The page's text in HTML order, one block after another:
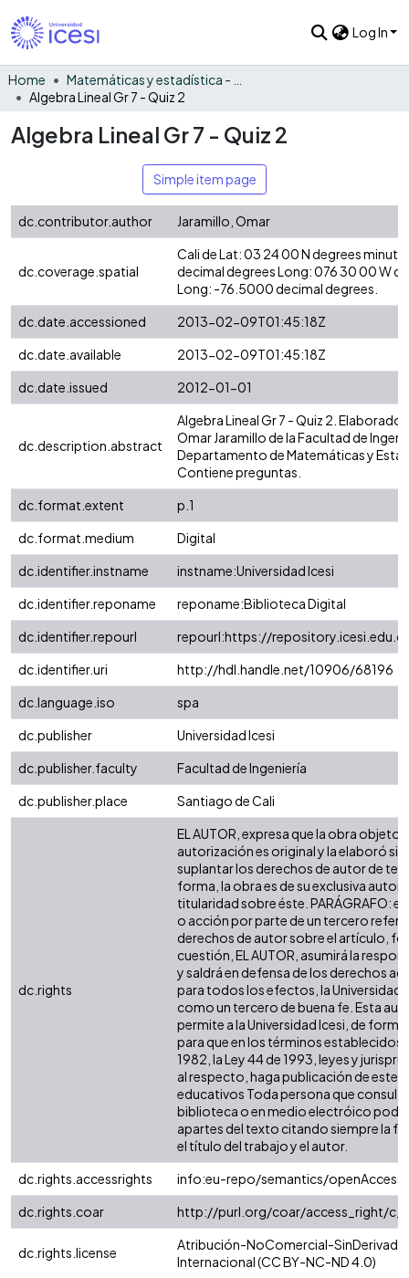
Log In
Home
Algebra Lineal Gr 7 - Quiz 2
Algebra Lineal Gr 7 - Quiz 2
Simple item page
dc.contributor.author Jaramillo, Omar
dc.coverage.spatial
Cali de Lat: 03 24 00 N degrees
decimal degrees Long: 076 30 00 W
Long: -76.5000 decimal degrees.
dc.date.accessioned
2013-02-09T01:45:18Z
dc.date.available
2013-02-09T01:45:18Z
dc.date.issued
2012-01-01
dc.description.abstract
Algebra Lineal Gr 7 - Quiz 2.
Omar Jaramillo de la Facultad de
Departamento de Matemáticas y
Contiene preguntas.
dc.format.extent
p.1
dc.format.medium
Digital
dc.identifier.instname
instname:Universidad Icesi
dc.identifier.reponame
reponame:Biblioteca Digital
dc.identifier.repourl
repourl:https://
dc.identifier.uri
http://hdl.handle.net/10906/68196
dc.language.iso
spa
dc.publisher
Universidad Icesi
dc.publisher.faculty
Facultad de Ingeniería
dc.publisher.place
Santiago de Cali
dc.rights
EL AUTOR, expresa que la obra objeto
autorización es original y la elaboró
suplantar los derechos de autor de
forma, la obra es de su exclusiva
titularidad sobre éste. PARÁGRAFO:
o acción por parte de un tercero
derechos de autor sobre el artículo,
cuestión, EL AUTOR, asumirá la
y saldrá en defensa de los derechos
para todos los efectos, la Universidad
como un tercero de buena fe. Esta
permite a la Universidad Icesi, de
para que en los términos establecidos
1982, la Ley 44 de 1993, leyes y
al respecto, haga publicación de este
educativos Toda persona que consulte
biblioteca o en medio electróico
apartes del texto citando siempre la
el título del trabajo y el autor.
dc.rights.accessrights
info:eu-repo/semantics/openAccess
dc.rights.coar
http://purl.org/coar/access_right/
dc.rights.license
Atribución-NoComercial-
Internacional (CC BY-NC-ND 4.0)